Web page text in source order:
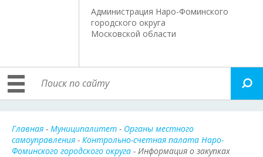
Администрация Наро-Фоминского
городского округа
Московской области
Главная - Муниципалитет - Органы местного
самоуправления - Контрольно-счетная палата Наро-
Фоминского городского округа - Информация о закупках